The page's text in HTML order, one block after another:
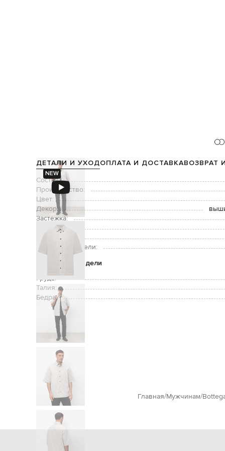
NEW
ДЕТАЛИ И УХОДОПЛАТА И ДОСТАВКАВОЗВРАТ
Состав:
Производство:
Цвет:
Декор:
Застежка:
Рост модели:
Размер на модели:
Параметры модели
Грудь:
Талия:
Бедра:
Главная Мужчинам